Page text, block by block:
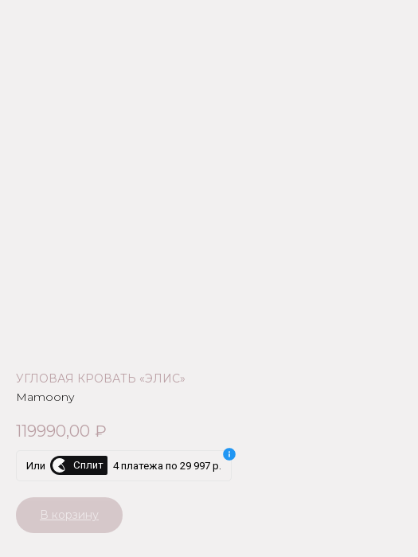
УГЛОВАЯ КРОВАТЬ «ЭЛИС»
Mamoony
119990,00 ₽
Или Сплит 4 платежа по 29 997 р.
В корзину